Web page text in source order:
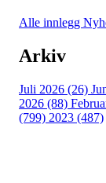
Alle innlegg
Arkiv
Juli 2026 (26)
2026 (88)
(799) 2023 (487)